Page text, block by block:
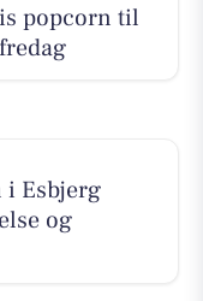
popcorn til
Esbjerg
og